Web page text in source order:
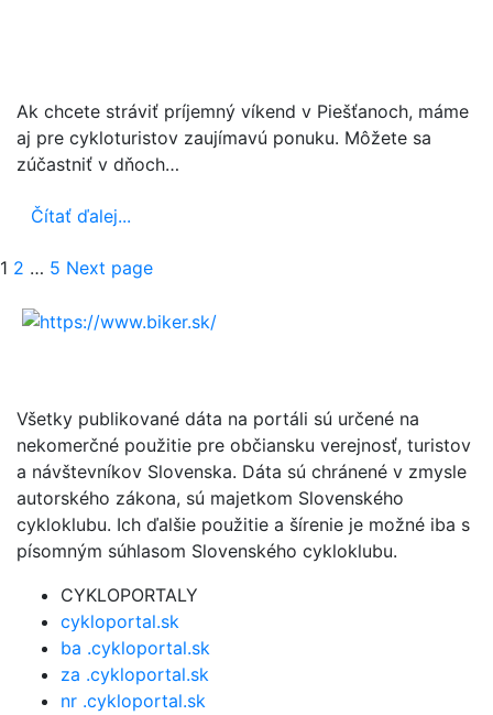
Ak chcete stráviť príjemný víkend v Piešťanoch, máme
aj pre cykloturistov zaujímavú ponuku. Môžete sa
zúčastniť v dňoch…
Čítať ďalej...
Stránkovanie
príspevkov
Page
1 Page
2 … Page
5 Next page
Všetky publikované dáta na portáli sú určené na
nekomerčné použitie pre občiansku verejnosť, turistov
a návštevníkov Slovenska. Dáta sú chránené v zmysle
autorského zákona, sú majetkom Slovenského
cykloklubu. Ich ďalšie použitie a šírenie je možné iba s
písomným súhlasom Slovenského cykloklubu.
CYKLOPORTALY
cykloportal.sk
ba .cykloportal.sk
za .cykloportal.sk
nr .cykloportal.sk